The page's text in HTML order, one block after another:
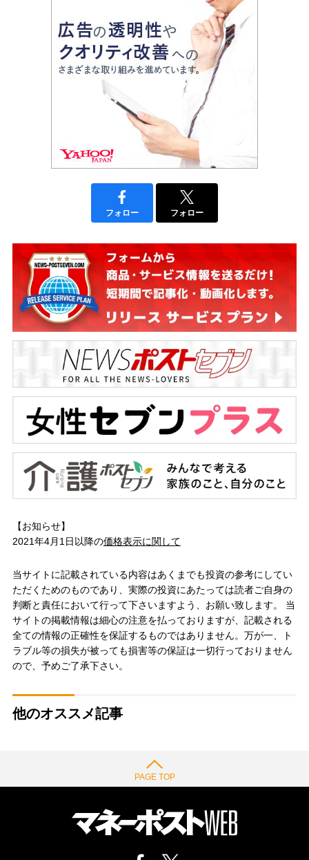
フォロー フォロー
【お知らせ】
2021年4月1日以降の価格表示に関して
当サイトに記載されている内容はあくまでも投資の参考にしてい
ただくためのものであり、実際の投資にあたっては読者ご自身の
判断と責任において行って下さいますよう、お願い致します。 当
サイトの掲載情報は細心の注意を払っておりますが、記載される
全ての情報の正確性を保証するものではありません。万が一、ト
ラブル等の損失が被っても損害等の保証は一切行っておりません
ので、予めご了承下さい。
他のオススメ記事
PAGE TOP